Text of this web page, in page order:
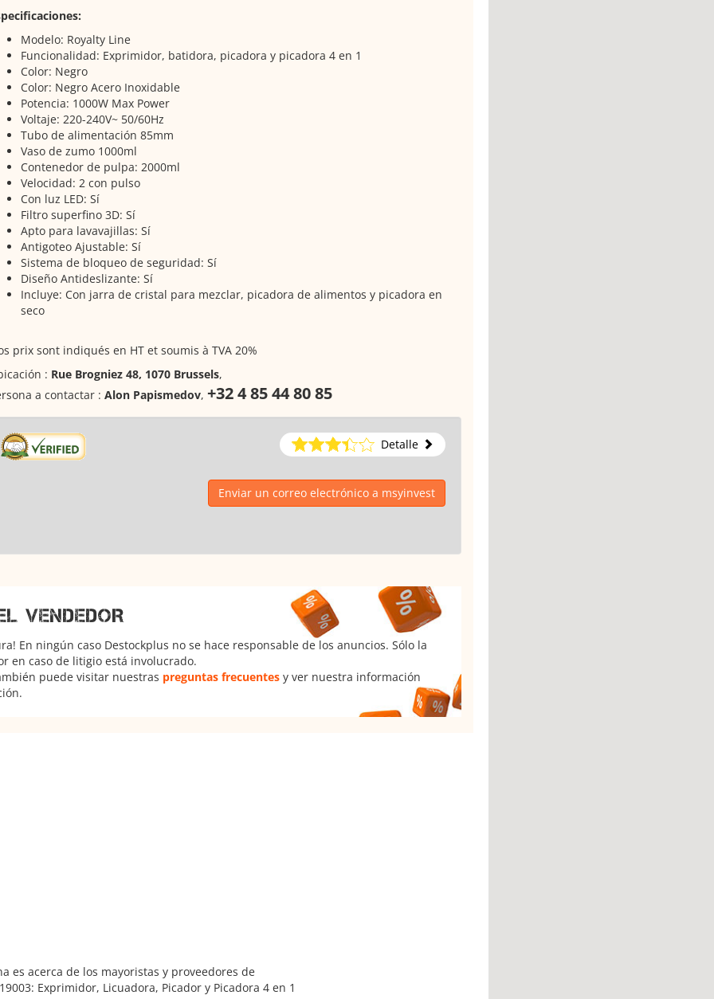
Modelo: Royalty Line
Funcionalidad: Exprimidor, batidora, picadora y picadora 4 en 1
Color: Negro
Color: Negro Acero Inoxidable
Potencia: 1000W Max Power
Voltaje: 220-240V~ 50/60Hz
Tubo de alimentación 85mm
Vaso de zumo 1000ml
Contenedor de pulpa: 2000ml
Velocidad: 2 con pulso
Con luz LED: Sí
Filtro superfino 3D: Sí
Apto para lavavajillas: Sí
Antigoteo Ajustable: Sí
Sistema de bloqueo de seguridad: Sí
Diseño Antideslizante: Sí
Incluye: Con jarra de cristal para mezclar, picadora de alimentos y picadora en
seco
prix sont indiqués en HT et soumis à TVA 20%
: Rue Brogniez 48, 1070 Brussels,
a contactar : Alon Papismedov, +32 4 85 44 80 85
Detalle
Enviar un correo electrónico a msyinvest
VENDEDOR
En ningún caso Destockplus no se hace responsable de los anuncios. Sólo la
en caso de litigio está involucrado.
puede visitar nuestras preguntas frecuentes y ver nuestra información
es acerca de los mayoristas y proveedores de
Exprimidor, Licuadora, Picador y Picadora 4 en 1